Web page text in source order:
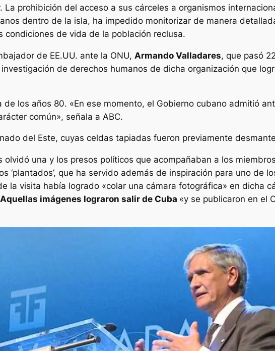
La prohibición del acceso a sus cárceles a organismos
dentro de la isla, ha impedido monitorizar de manera
de vida de la población reclusa.
de EE.UU. ante la ONU, Armando Valladares, que pasó
de derechos humanos de dicha organización que
los años 80. «En ese momento, el Gobierno cubano admitió
común», señala a ABC.
del Este, cuyas celdas tapiadas fueron previamente
olvidó una y los presos políticos que acompañaban a los
‘plantados’, que ha servido además de inspiración para uno de
la visita había logrado «colar una cámara fotográfica» en dicha
Aquellas imágenes lograron salir de Cuba «y se publicaron en el